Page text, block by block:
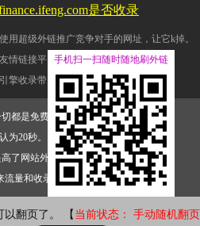
超级外链推广竞争对手的网址，让它k掉。
情链接平台交换友情链接。
擎收录带网址的查询页面。
都是免费的。
为20秒。）
了网站外链的质量。
量和收录。 错误外链纠正
以翻页了。 【 当前状态： 手动随机翻页
是否收录
手机扫一扫随时随地刷外链